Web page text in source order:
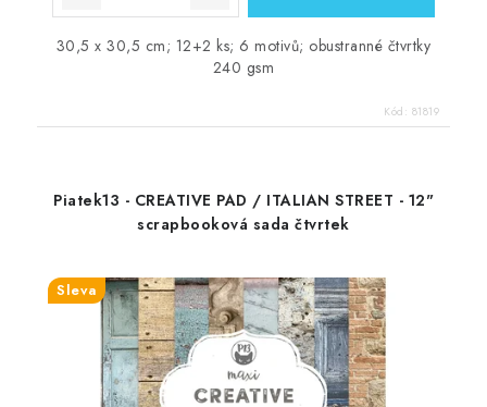
30,5 x 30,5 cm; 12+2 ks; 6 motivů; obustranné čtvrtky
240 gsm
Kód: 81819
Piatek13 - CREATIVE PAD / ITALIAN STREET - 12"
scrapbooková sada čtvrtek
Sleva